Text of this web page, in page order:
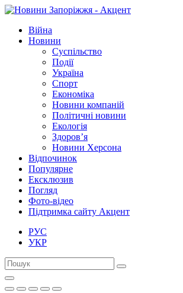
Війна
Новини
Суспільство
Події
Україна
Спорт
Економіка
Новини компаній
Політичні новини
Екологія
Здоров’я
Новини Херсона
Відпочинок
Популярне
Ексклюзив
Погляд
Фото-відео
Підтримка сайту Акцент
РУС
УКР